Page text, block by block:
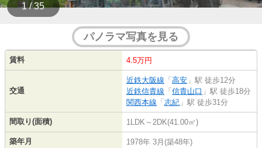
1 / 35
パノラマ写真を見る
賃料 4.5万円
交通
近鉄大阪線 「 高安 」駅 徒歩12分
近鉄信貴線 「 信貴山口 」駅 徒歩18分
関西本線 「 志紀 」駅 徒歩31分
間取り(面積) 1LDK～2DK(41.00㎡)
築年月 1978年 3月(築48年)